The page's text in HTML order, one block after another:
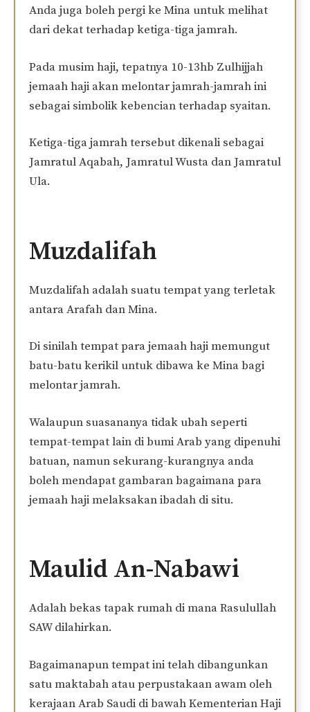
Anda juga boleh pergi ke Mina untuk melihat
dari dekat terhadap ketiga-tiga jamrah.
Pada musim haji, tepatnya 10-13hb Zulhijjah
jemaah haji akan melontar jamrah-jamrah ini
sebagai simbolik kebencian terhadap syaitan.
Ketiga-tiga jamrah tersebut dikenali sebagai
Jamratul Aqabah, Jamratul Wusta dan Jamratul
Ula.
Muzdalifah
Muzdalifah adalah suatu tempat yang terletak
antara Arafah dan Mina.
Di sinilah tempat para jemaah haji memungut
batu-batu kerikil untuk dibawa ke Mina bagi
melontar jamrah.
Walaupun suasananya tidak ubah seperti
tempat-tempat lain di bumi Arab yang dipenuhi
batuan, namun sekurang-kurangnya anda
boleh mendapat gambaran bagaimana para
jemaah haji melaksakan ibadah di situ.
Maulid An-Nabawi
Adalah bekas tapak rumah di mana Rasulullah
SAW dilahirkan.
Bagaimanapun tempat ini telah dibangunkan
satu maktabah atau perpustakaan awam oleh
kerajaan Arab Saudi di bawah Kementerian Haji